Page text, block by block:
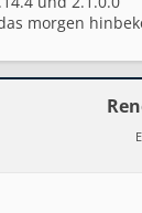
morgen